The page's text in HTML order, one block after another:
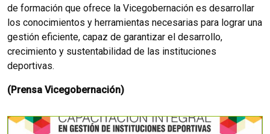
de formación que ofrece la Vicegobernación es desarrollar
los conocimientos y herramientas necesarias para lograr una
gestión eficiente, capaz de garantizar el desarrollo,
crecimiento y sustentabilidad de las instituciones
deportivas.
(Prensa Vicegobernación)